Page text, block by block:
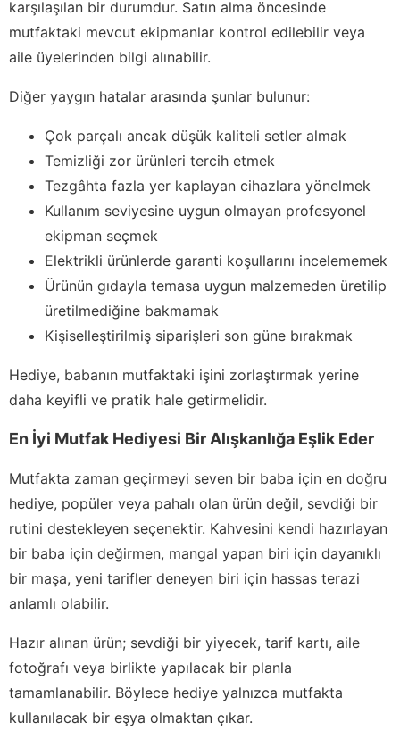
karşılaşılan bir durumdur. Satın alma öncesinde
mutfaktaki mevcut ekipmanlar kontrol edilebilir veya
aile üyelerinden bilgi alınabilir.
Diğer yaygın hatalar arasında şunlar bulunur:
Çok parçalı ancak düşük kaliteli setler almak
Temizliği zor ürünleri tercih etmek
Tezgâhta fazla yer kaplayan cihazlara yönelmek
Kullanım seviyesine uygun olmayan profesyonel
ekipman seçmek
Elektrikli ürünlerde garanti koşullarını incelememek
Ürünün gıdayla temasa uygun malzemeden üretilip
üretilmediğine bakmamak
Kişiselleştirilmiş siparişleri son güne bırakmak
Hediye, babanın mutfaktaki işini zorlaştırmak yerine
daha keyifli ve pratik hale getirmelidir.
En İyi Mutfak Hediyesi Bir Alışkanlığa Eşlik Eder
Mutfakta zaman geçirmeyi seven bir baba için en doğru
hediye, popüler veya pahalı olan ürün değil, sevdiği bir
rutini destekleyen seçenektir. Kahvesini kendi hazırlayan
bir baba için değirmen, mangal yapan biri için dayanıklı
bir maşa, yeni tarifler deneyen biri için hassas terazi
anlamlı olabilir.
Hazır alınan ürün; sevdiği bir yiyecek, tarif kartı, aile
fotoğrafı veya birlikte yapılacak bir planla
tamamlanabilir. Böylece hediye yalnızca mutfakta
kullanılacak bir eşya olmaktan çıkar.